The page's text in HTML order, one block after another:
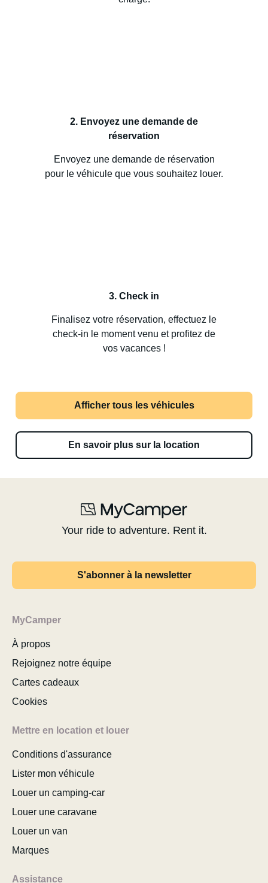
2. Envoyez une demande de
réservation
Envoyez une demande de réservation
pour le véhicule que vous souhaitez louer.
3. Check in
Finalisez votre réservation, effectuez le
check-in le moment venu et profitez de
vos vacances !
Afficher tous les véhicules
En savoir plus sur la location
Your ride to adventure. Rent it.
S'abonner à la newsletter
MyCamper
À propos
Rejoignez notre équipe
Cartes cadeaux
Cookies
Mettre en location et louer
Conditions d'assurance
Lister mon véhicule
Louer un camping-car
Louer une caravane
Louer un van
Marques
Assistance